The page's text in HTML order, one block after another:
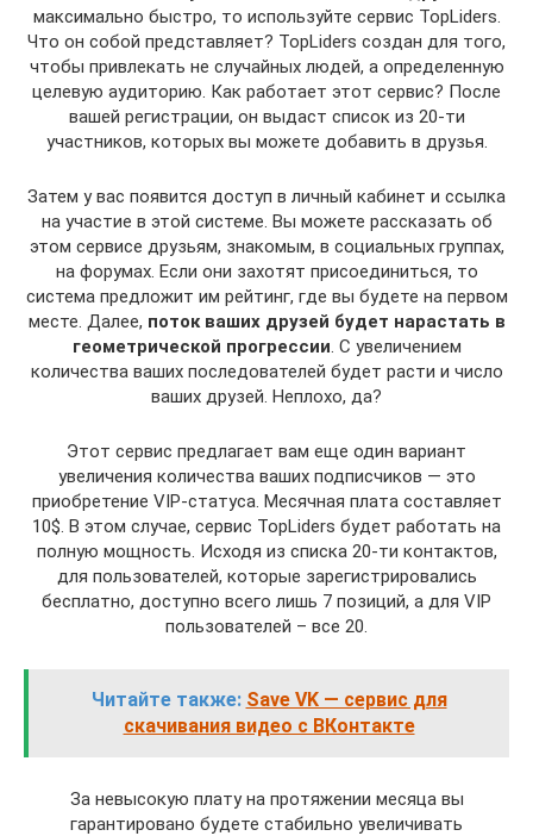
максимально быстро, то используйте сервис TopLiders.
Что он собой представляет? TopLiders создан для того,
чтобы привлекать не случайных людей, а определенную
целевую аудиторию. Как работает этот сервис? После
вашей регистрации, он выдаст список из 20-ти
участников, которых вы можете добавить в друзья.
Затем у вас появится доступ в личный кабинет и ссылка
на участие в этой системе. Вы можете рассказать об
этом сервисе друзьям, знакомым, в социальных группах,
на форумах. Если они захотят присоединиться, то
система предложит им рейтинг, где вы будете на первом
месте. Далее, поток ваших друзей будет нарастать в
геометрической прогрессии. С увеличением
количества ваших последователей будет расти и число
ваших друзей. Неплохо, да?
Этот сервис предлагает вам еще один вариант
увеличения количества ваших подписчиков — это
приобретение VIP-статуса. Месячная плата составляет
10$. В этом случае, сервис TopLiders будет работать на
полную мощность. Исходя из списка 20-ти контактов,
для пользователей, которые зарегистрировались
бесплатно, доступно всего лишь 7 позиций, а для VIP
пользователей – все 20.
Читайте также: Save VK — сервис для
скачивания видео с ВКонтакте
За невысокую плату на протяжении месяца вы
гарантировано будете стабильно увеличивать